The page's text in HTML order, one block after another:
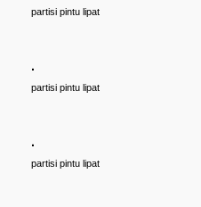
partisi pintu lipat
.
partisi pintu lipat
.
partisi pintu lipat